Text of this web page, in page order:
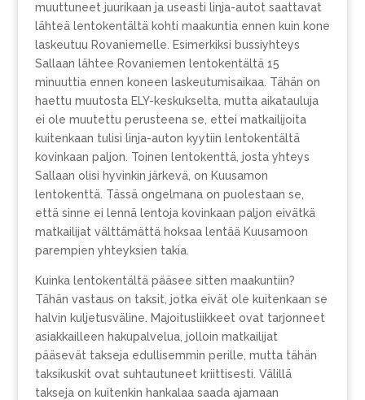
muuttuneet juurikaan ja useasti linja-autot saattavat
lähteä lentokentältä kohti maakuntia ennen kuin kone
laskeutuu Rovaniemelle. Esimerkiksi bussiyhteys
Sallaan lähtee Rovaniemen lentokentältä 15
minuuttia ennen koneen laskeutumisaikaa. Tähän on
haettu muutosta ELY-keskukselta, mutta aikatauluja
ei ole muutettu perusteena se, ettei matkailijoita
kuitenkaan tulisi linja-auton kyytiin lentokentältä
kovinkaan paljon. Toinen lentokenttä, josta yhteys
Sallaan olisi hyvinkin järkevä, on Kuusamon
lentokenttä. Tässä ongelmana on puolestaan se,
että sinne ei lennä lentoja kovinkaan paljon eivätkä
matkailijat välttämättä hoksaa lentää Kuusamoon
parempien yhteyksien takia.
Kuinka lentokentältä pääsee sitten maakuntiin?
Tähän vastaus on taksit, jotka eivät ole kuitenkaan se
halvin kuljetusväline. Majoitusliikkeet ovat tarjonneet
asiakkailleen hakupalvelua, jolloin matkailijat
pääsevät takseja edullisemmin perille, mutta tähän
taksikuskit ovat suhtautuneet kriittisesti. Välillä
takseja on kuitenkin hankalaa saada ajamaan